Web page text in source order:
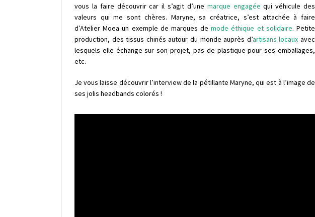
vous la faire découvrir car il s’agit d’une marque engagée qui véhicule des
valeurs qui me sont chères. Maryne, sa créatrice, s’est attachée à faire
d’Atelier Moea un exemple de marques demode éthique et solidaire. Petite
production, des tissus chinés autour du monde auprès d’artisans locaux avec
lesquels elle échange sur son projet, pas de plastique pour ses emballages,
etc.
Je vous laisse découvrir l’interview de la pétillante Maryne, qui est à l’image de
ses jolis headbands colorés !